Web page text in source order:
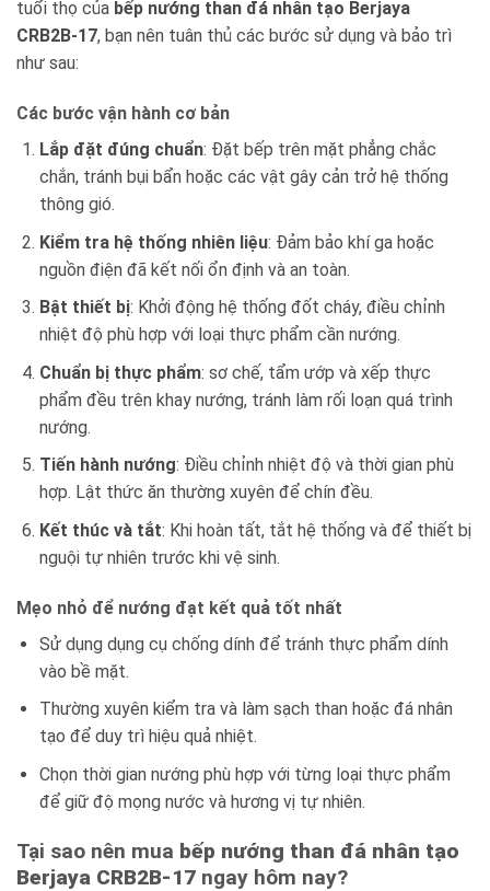
tuổi thọ của bếp nướng than đá nhân tạo Berjaya
CRB2B-17, bạn nên tuân thủ các bước sử dụng và bảo trì
như sau:
Các bước vận hành cơ bản
Lắp đặt đúng chuẩn: Đặt bếp trên mặt phẳng chắc
chắn, tránh bụi bẩn hoặc các vật gây cản trở hệ thống
thông gió.
Kiểm tra hệ thống nhiên liệu: Đảm bảo khí ga hoặc
nguồn điện đã kết nối ổn định và an toàn.
Bật thiết bị: Khởi động hệ thống đốt cháy, điều chỉnh
nhiệt độ phù hợp với loại thực phẩm cần nướng.
Chuẩn bị thực phẩm: sơ chế, tẩm ướp và xếp thực
phẩm đều trên khay nướng, tránh làm rối loạn quá trình
nướng.
Tiến hành nướng: Điều chỉnh nhiệt độ và thời gian phù
hợp. Lật thức ăn thường xuyên để chín đều.
Kết thúc và tắt: Khi hoàn tất, tắt hệ thống và để thiết bị
nguội tự nhiên trước khi vệ sinh.
Mẹo nhỏ để nướng đạt kết quả tốt nhất
Sử dụng dụng cụ chống dính để tránh thực phẩm dính
vào bề mặt.
Thường xuyên kiểm tra và làm sạch than hoặc đá nhân
tạo để duy trì hiệu quả nhiệt.
Chọn thời gian nướng phù hợp với từng loại thực phẩm
để giữ độ mọng nước và hương vị tự nhiên.
Tại sao nên mua bếp nướng than đá nhân tạo
Berjaya CRB2B-17 ngay hôm nay?